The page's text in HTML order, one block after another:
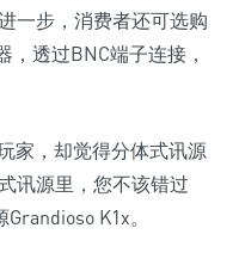
一步，消费者还可选购
，透过BNC端子连接，
家，却觉得分体式讯源
讯源里，您不该错过
K1x。